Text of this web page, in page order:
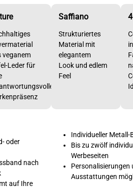
veganem
Leder für
Saffiano
Strukturiertes
Material mit
elegantem
Look und edlem
Feel
oder
nach
auf Ihre
Individueller
Bis zu zwölf
Werbeseiten
Personalisierungen
Ausstattungen